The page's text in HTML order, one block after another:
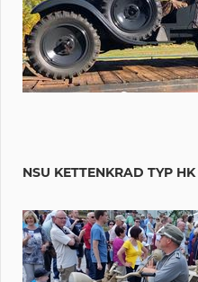
NSU KETTENKRAD TYP HK